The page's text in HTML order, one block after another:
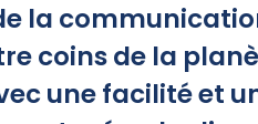
la
coins de la
une facilité et